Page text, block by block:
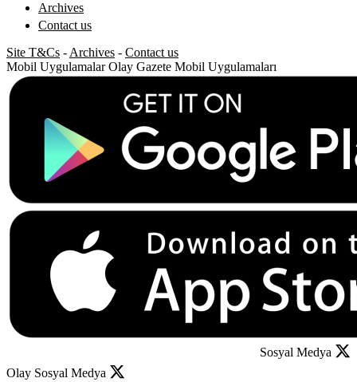
Archives
Contact us
Site T&Cs - Archives - Contact us
Mobil Uygulamalar Olay Gazete Mobil Uygulamaları
Sosyal Medya
Olay Sosyal Medya